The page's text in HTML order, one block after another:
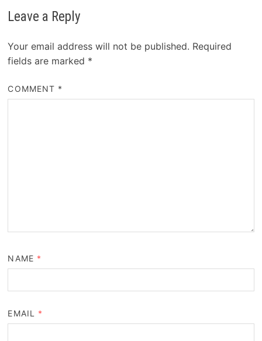
Leave a Reply
Your email address will not be published. Required
fields are marked *
COMMENT *
NAME *
EMAIL *